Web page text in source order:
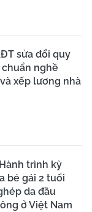
sửa đổi quy
nghề
xếp lương nhà
Hành trình kỳ
bé gái 2 tuổi
da đầu
ở Việt Nam